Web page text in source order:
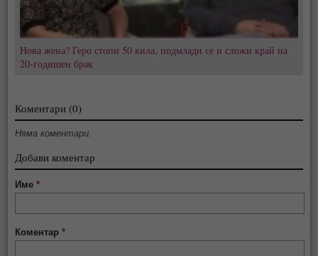
Нова жена? Геро стопи 50 кила, подмлади се и сложи край на
20-годишен брак
Коментари (0)
Няма коментари.
Добави коментар
Име*
Коментар*